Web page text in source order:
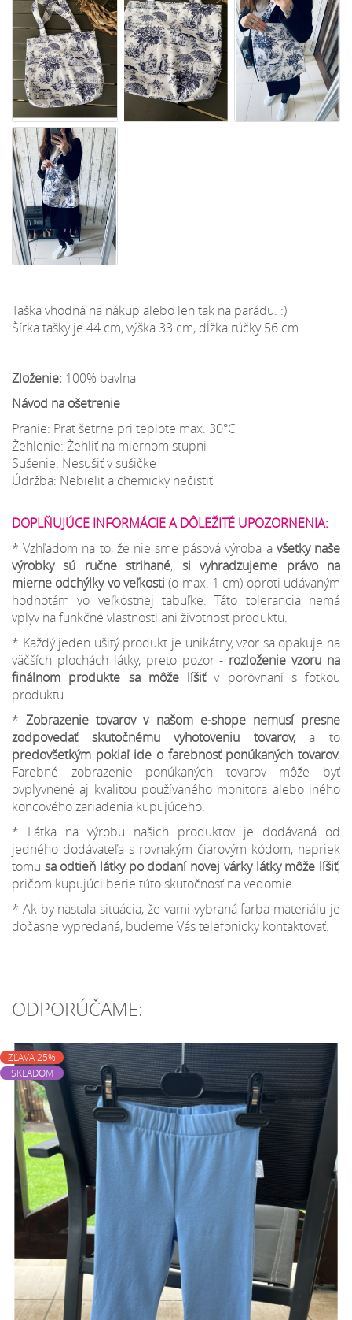
Taška vhodná na nákup alebo len tak na parádu. :)
Šírka tašky je 44 cm, výška 33 cm, dĺžka rúčky 56 cm.
Zloženie: 100% bavlna
Návod na ošetrenie
Pranie: Prať šetrne pri teplote max. 30°C
Žehlenie: Žehliť na miernom stupni
Sušenie: Nesušiť v sušičke
Údržba: Nebieliť a chemicky nečistiť
DOPLŇUJÚCE INFORMÁCIE A DÔLEŽITÉ UPOZORNENIA:
* Vzhľadom na to, že nie sme pásová výroba a všetky naše
výrobky sú ručne strihané, si vyhradzujeme právo na
mierne odchýlky vo veľkosti (o max. 1 cm) oproti udávaným
hodnotám vo veľkostnej tabuľke. Táto tolerancia nemá
vplyv na funkčné vlastnosti ani životnosť produktu.
* Každý jeden ušitý produkt je unikátny, vzor sa opakuje na
väčších plochách látky, preto pozor - rozloženie vzoru na
finálnom produkte sa môže líšiťv porovnaní s fotkou
produktu.
*Zobrazenie tovarov v našom e-shope nemusí presne
zodpovedať skutočnému vyhotoveniu tovarov,a to
predovšetkým pokiaľ ide o farebnosť ponúkaných tovarov.
Farebné zobrazenie ponúkaných tovarov môže byť
ovplyvnené aj kvalitou používaného monitora alebo iného
koncového zariadenia kupujúceho.
* Látka na výrobu našich produktov je dodávaná od
jedného dodávateľa s rovnakým čiarovým kódom, napriek
tomu sa odtieň látky po dodaní novej várky látky môže líšiť,
pričom kupujúci berie túto skutočnosť na vedomie.
* Ak by nastala situácia, že vami vybraná farba materiálu je
dočasne vypredaná, budeme Vás telefonicky kontaktovať.
ODPORÚČAME:
ZĽAVA 25%
SKLADOM